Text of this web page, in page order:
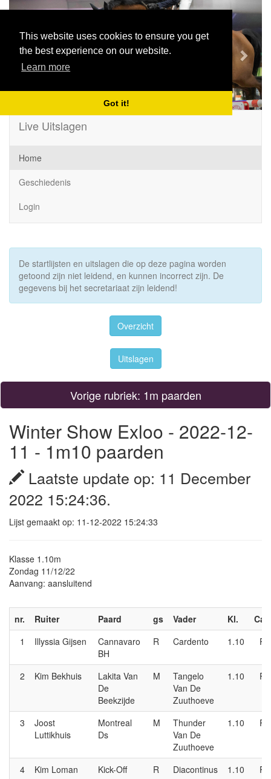
This website uses cookies to ensure you get
the best experience on our website.
Learn more
Got it!
Previous Next
Live Uitslagen
Home
Geschiedenis
Login
De startlijsten en uitslagen die op deze pagina worden
getoond zijn niet leidend, en kunnen incorrect zijn. De
gegevens bij het secretariaat zijn leidend!
Overzicht
Uitslagen
Vorige rubriek: 1m paarden
Winter Show Exloo - 2022-12-
11 - 1m10 paarden
Laatste update op: 11 December
2022 15:24:36.
Lijst gemaakt op: 11-12-2022 15:24:33
Klasse 1.10m
Zondag 11/12/22
Aanvang: aansluitend
nr. Ruiter Paard gs Vader Kl.
Cat.
1
Illyssia Gijsen
Cannavaro
BH
R Cardento 1.10 P
2 Kim Bekhuis
Lakita Van
De
Beekzijde
M
Tangelo
Van De
Zuuthoeve
1.10 P
3
Joost
Luttikhuis
Montreal
Ds
M
Thunder
Van De
Zuuthoeve
1.10 P
4 Kim Loman Kick-Off R Diacontinus 1.10
P